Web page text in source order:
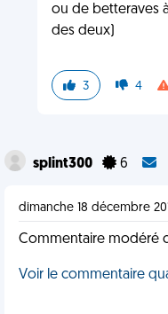
ou de betteraves
des deux)
3 4
splint300 6
dimanche 18 décembre
Commentaire modéré
Voir le commentaire